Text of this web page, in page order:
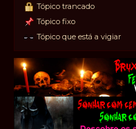
Tópico trancado
Tópico fixo
Tópico que está a vigiar